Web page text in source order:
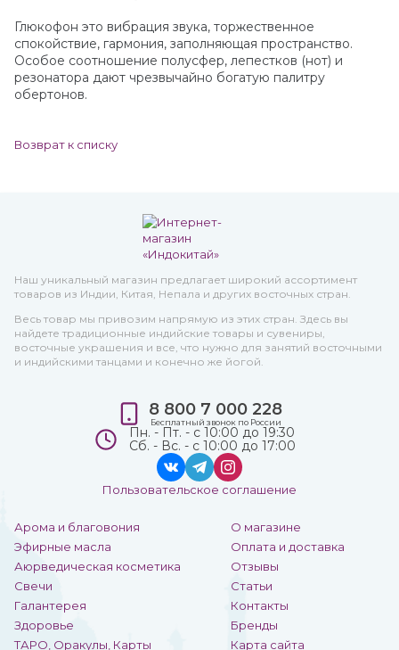
Глюкофон это вибрация звука, торжественное
спокойствие, гармония, заполняющая пространство.
Особое соотношение полусфер, лепестков (нот) и
резонатора дают чрезвычайно богатую палитру
обертонов.
Возврат к списку
Наш уникальный магазин предлагает широкий ассортимент
товаров из Индии, Китая, Непала и других восточных стран.
Весь товар мы привозим напрямую из этих стран. Здесь вы
найдете традиционные индийские товары и сувениры,
восточные украшения и все, что нужно для занятий восточными
и индийскими танцами и конечно же йогой.
Арома и благовония
Эфирные масла
Аюрведическая косметика
Свечи
Галантерея
Здоровье
ТАРО, Оракулы, Карты
О магазине
Оплата и доставка
Отзывы
Статьи
Контакты
Бренды
Карта сайта
8 800 7 000 228
Бесплатный звонок по России
Пн. - Пт. - с 10:00 до 19:30
Сб. - Вс. - с 10:00 до 17:00
Пользовательское соглашение